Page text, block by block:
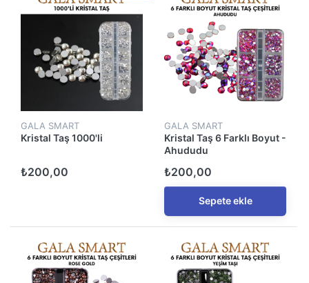
GALA SMART
Kristal Taş 1000'li
₺200,00
GALA SMART
Kristal Taş 6 Farklı Boyut -
Ahududu
₺200,00
Sepete ekle